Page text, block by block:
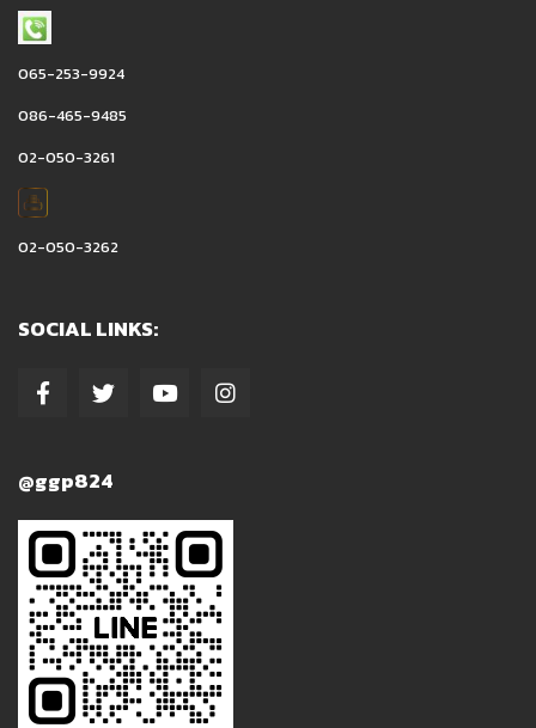
065-253-9924
086-465-9485
02-050-3261
02-050-3262
SOCIAL LINKS:
@ggp824